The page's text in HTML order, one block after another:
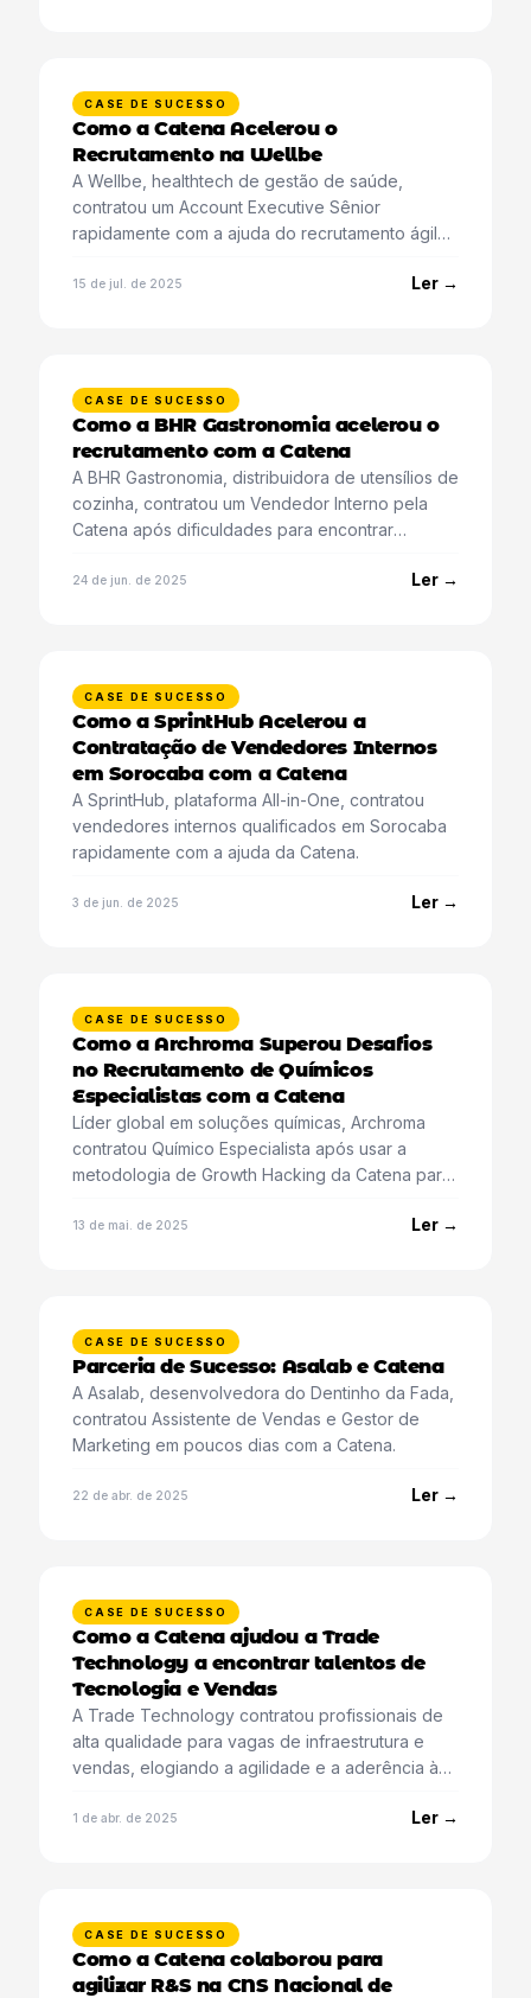
CASE DE SUCESSO
Como a Catena Acelerou o
Recrutamento na Wellbe
A Wellbe, healthtech de gestão de saúde,
contratou um Account Executive Sênior
rapidamente com a ajuda do recrutamento ágil
15 de jul. de 2025 Ler →
CASE DE SUCESSO
Como a BHR Gastronomia acelerou o
recrutamento com a Catena
A BHR Gastronomia, distribuidora de utensílios de
cozinha, contratou um Vendedor Interno pela
Catena após dificuldades para encontrar
24 de jun. de 2025 Ler →
CASE DE SUCESSO
Como a SprintHub Acelerou a
Contratação de Vendedores Internos
em Sorocaba com a Catena
A SprintHub, plataforma All-in-One, contratou
vendedores internos qualificados em Sorocaba
rapidamente com a ajuda da Catena.
3 de jun. de 2025 Ler →
CASE DE SUCESSO
Como a Archroma Superou Desafios
no Recrutamento de Químicos
Especialistas com a Catena
Líder global em soluções químicas, Archroma
contratou Químico Especialista após usar a
metodologia de Growth Hacking da Catena para
13 de mai. de 2025 Ler →
CASE DE SUCESSO
Parceria de Sucesso: Asalab e Catena
A Asalab, desenvolvedora do Dentinho da Fada,
contratou Assistente de Vendas e Gestor de
Marketing em poucos dias com a Catena.
22 de abr. de 2025 Ler →
CASE DE SUCESSO
Como a Catena ajudou a Trade
Technology a encontrar talentos de
Tecnologia e Vendas
A Trade Technology contratou profissionais de
alta qualidade para vagas de infraestrutura e
vendas, elogiando a agilidade e a aderência à
1 de abr. de 2025 Ler →
CASE DE SUCESSO
Como a Catena colaborou para
agilizar R&S na CNS Nacional de